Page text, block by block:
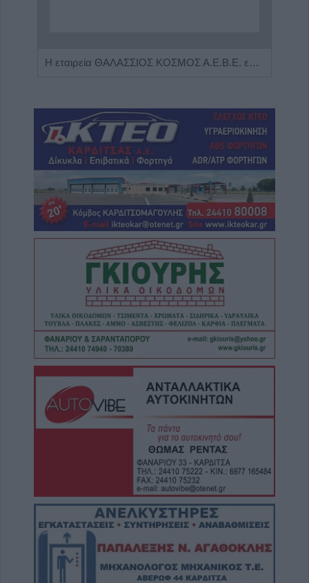
Η εταιρεία ΘΑΛΑΣΣΙΟΣ ΚΟΣΜΟΣ Α.Ε.Β.Ε. επιθυμεί να προσλάβει Αποθηκάριο